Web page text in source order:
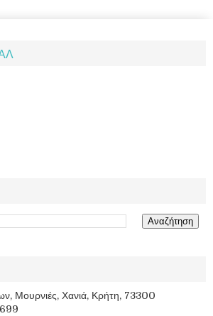
Μουρνιές, Χανιά, Κρήτη, 73300